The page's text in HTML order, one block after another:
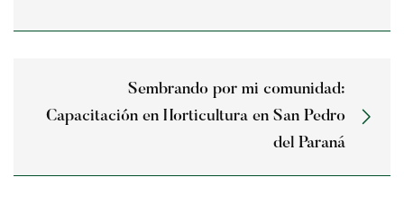
Sembrando por mi comunidad:
Capacitación en Horticultura en San Pedro
del Paraná